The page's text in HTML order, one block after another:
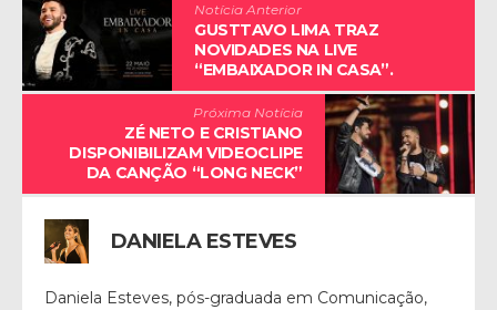
Notícia Anterior
GUSTTAVO LIMA TRAZ
NOVIDADES NA LIVE
“EMBAIXADOR IN CASA”.
Próxima Notícia
ZÉ NETO E CRISTIANO
DISPONIBILIZAM VIDEOCLIPE
DA CANÇÃO “LONG NECK”
DANIELA ESTEVES
Daniela Esteves, pós-graduada em Comunicação,